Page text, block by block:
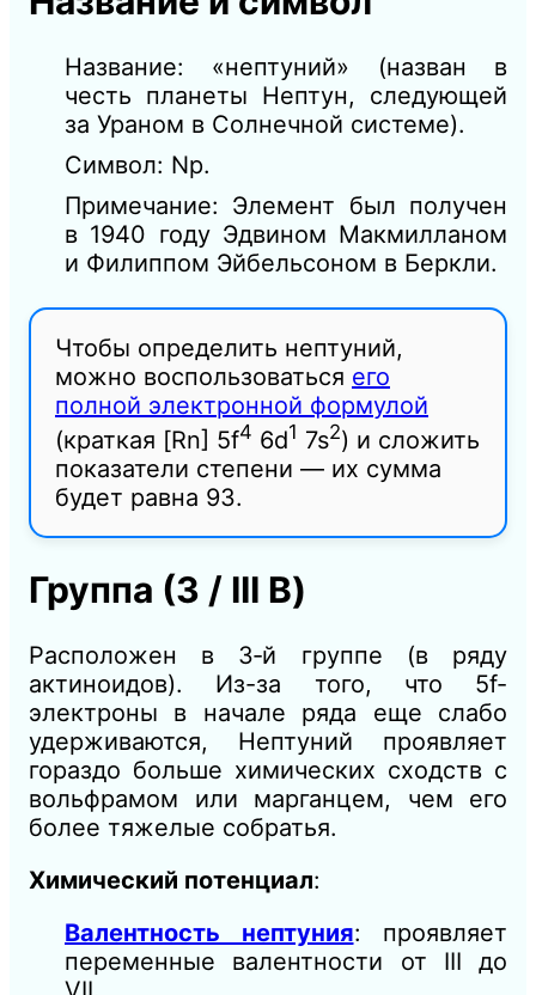
Название: «нептуний» (назван в
честь планеты Нептун, следующей
за Ураном в Солнечной системе).
Символ: Np.
Примечание: Элемент был получен
в 1940 году Эдвином Макмилланом
и Филиппом Эйбельсоном в Беркли.
Чтобы определить нептуний,
можно воспользоваться его
полной электронной формулой
(краткая [Rn] 5f4 6d1 7s2) и сложить
показатели степени — их сумма
будет равна 93.
Группа (3 / III B)
Расположен в 3‑й группе (в ряду
актиноидов). Из-за того, что 5f-
электроны в начале ряда еще слабо
удерживаются, Нептуний проявляет
гораздо больше химических сходств с
вольфрамом или марганцем, чем его
более тяжелые собратья.
Химический потенциал:
Валентность нептуния: проявляет
переменные валентности от III до